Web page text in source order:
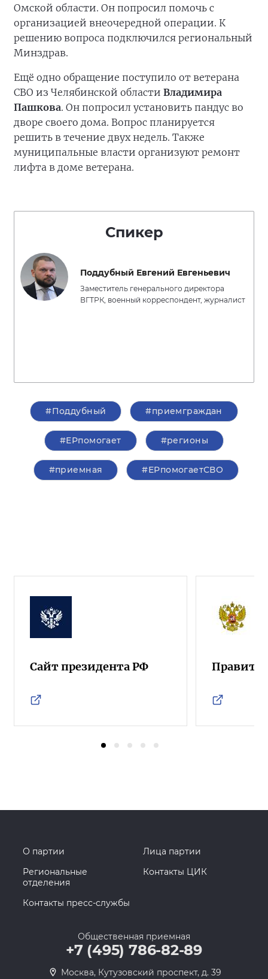
Омской области. Он попросил помочь с
организацией внеочередной операции. К
решению вопроса подключился региональный
Минздрав.
Ещё одно обращение поступило от ветерана
СВО из Челябинской области Владимира
Пашкова. Он попросил установить пандус во
дворе своего дома. Вопрос планируется
решить в течение двух недель. Также
муниципальные власти организуют ремонт
лифта в доме ветерана.
Спикер
Поддубный Евгений Евгеньевич
Заместитель генерального директора
ВГТРК, военный корреспондент, журналист
#Поддубный #приемграждан
#ЕРпомогает #регионы
#приемная #ЕРпомогаетСВО
Сайт президента РФ
О партии
Лица партии
Региональные
отделения
Контакты ЦИК
Контакты пресс-службы
Общественная приемная
+7 (495) 786-82-89
Москва, Кутузовский проспект, д. 39